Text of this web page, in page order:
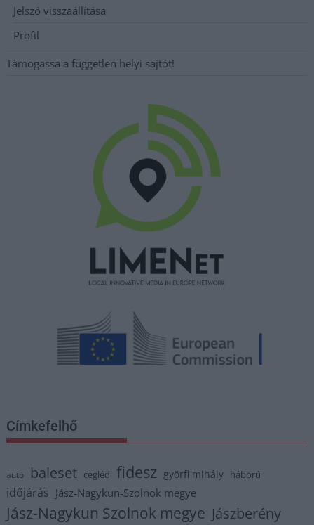
Jelszó visszaállítása
Profil
Támogassa a független helyi sajtót!
Címkefelhő
autó baleset cegléd fidesz györfi mihály háború
időjárás Jász-Nagykun-Szolnok megye
Jász-Nagykun Szolnok megye Jászberény